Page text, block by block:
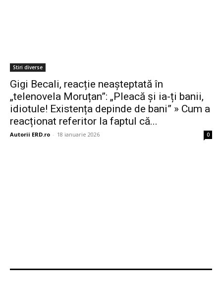
Stiri diverse
Gigi Becali, reacție neașteptată în
„telenovela Moruțan”: „Pleacă și ia-ți banii,
idiotule! Existența depinde de bani” » Cum a
reacționat referitor la faptul că...
Autorii ERD.ro - 18 ianuarie 2026 0